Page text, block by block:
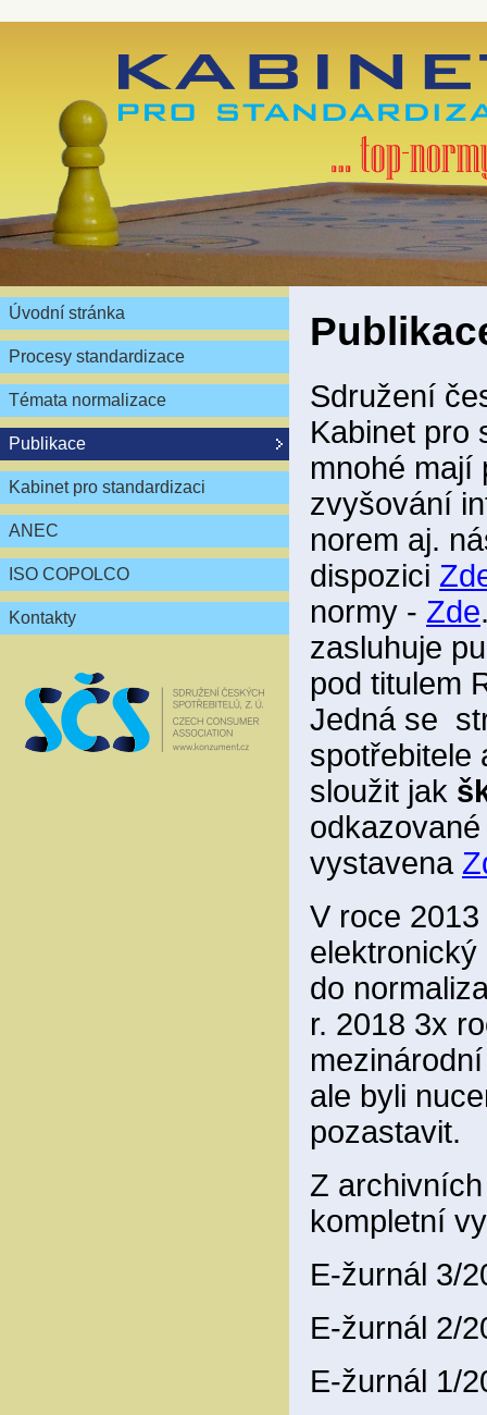
Úvodní stránka
Procesy standardizace
Témata normalizace
Publikace
Kabinet pro standardizaci
ANEC
ISO COPOLCO
Kontakty
Sdružení
Kabinet pro
mnohé mají
zvyšování
norem aj.
dispozici
normy - Zde
zasluhuje
pod titulem
Jedná se
spotřebitele
sloužit jak
vystavena
V roce
do
r. 2018 3x
ale byli
pozastavit.
Z
kompletní
E-žurnál 3/
E-žurnál 2/
E-žurnál 1/